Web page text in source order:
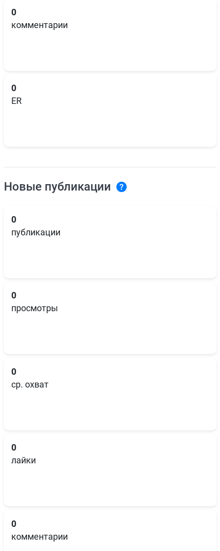
0
комментарии
0
ER
Новые публикации
0
публикации
0
просмотры
0
ср. охват
0
лайки
0
комментарии